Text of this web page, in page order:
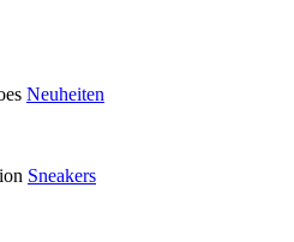
Neuheiten
Sneakers